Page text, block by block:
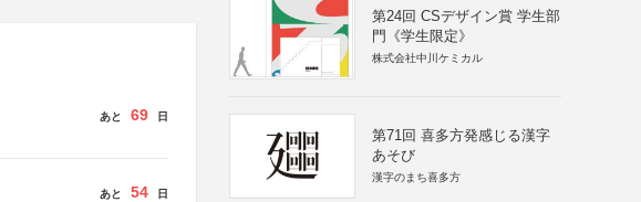
あと 69 日
あと 54 日
第24回 CSデザイン賞 学生部
門《学生限定》
株式会社中川ケミカル
第71回 喜多方発感じる漢字
あそび
漢字のまち喜多方